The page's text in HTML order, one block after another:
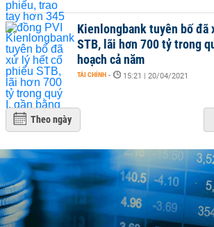
Kienlongbank tuyên bố đã
STB, lãi hơn 700 tỷ trong
hoạch cả năm
TÀI CHÍNH - 15:21 | 20/04/2021
Theo ngày